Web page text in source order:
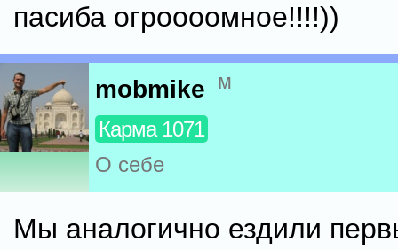
пасиба огроооомное!!!!))
mobmike м
Карма 1071
О себе
Мы аналогично ездили